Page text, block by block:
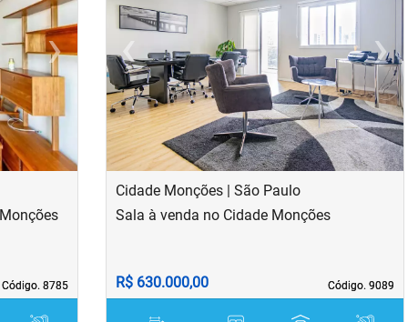
›Next
Código. 8785
Código. 8785
‹Previous ›Next
Cidade Monções | São Paulo
Código. 9089
Código. 9089
Sala à venda no Cidade Monções
R$ 630.000,00